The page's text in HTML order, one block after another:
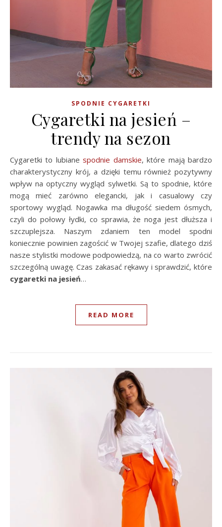
SPODNIE CYGARETKI
Cygaretki na jesień –
trendy na sezon
Cygaretki to lubianespodnie damskie, które mają bardzo
charakterystyczny krój, a dzięki temu również pozytywny
wpływ na optyczny wygląd sylwetki. Są to spodnie, które
mogą mieć zarówno elegancki, jak i casualowy czy
sportowy wygląd. Nogawka ma długość siedem ósmych,
czyli do połowy łydki, co sprawia, że noga jest dłuższa i
szczuplejsza. Naszym zdaniem ten model spodni
koniecznie powinien zagościć w Twojej szafie, dlatego dziś
nasze stylistki modowe podpowiedzą, na co warto zwrócić
szczególną uwagę. Czas zakasać rękawy i sprawdzić, które
cygaretki na jesień…
READ MORE